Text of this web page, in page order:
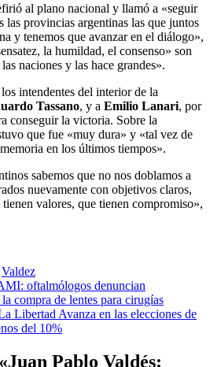
al plano nacional y llamó a «seguir
las provincias argentinas las que juntos
y tenemos que avanzar en el diálogo»,
la humildad, el consenso» son
naciones y las hace grandes».
intendentes del interior de la
Tassano, y a Emilio Lanari, por
conseguir la victoria. Sobre la
que fue «muy dura» y «tal vez de
en los últimos tiempos».
sabemos que no nos doblamos a
nuevamente con objetivos claros,
valores, que tienen compromiso»,
Valdez
oftalmólogos denuncian
compra de lentes para cirugías
Libertad Avanza en las elecciones de
del 10%
Juan Pablo Valdés: